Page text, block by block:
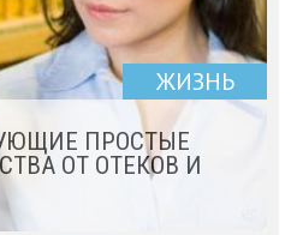
ЖИЗНЬ
ПРОСТЫЕ
ОТ ОТЕКОВ И